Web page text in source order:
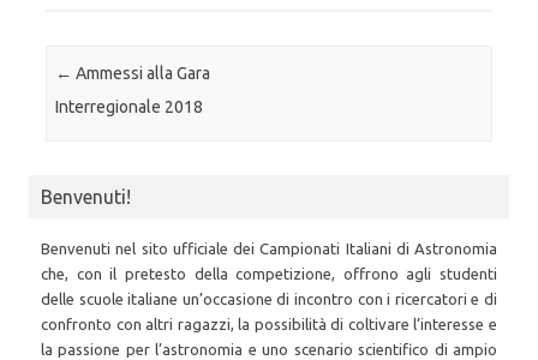
Post navigation
← Ammessi alla Gara
Interregionale 2018
Benvenuti!
Benvenuti nel sito ufficiale dei Campionati Italiani di Astronomia
che, con il pretesto della competizione, offrono agli studenti
delle scuole italiane un’occasione di incontro con i ricercatori e di
confronto con altri ragazzi, la possibilità di coltivare l’interesse e
la passione per l’astronomia e uno scenario scientifico di ampio